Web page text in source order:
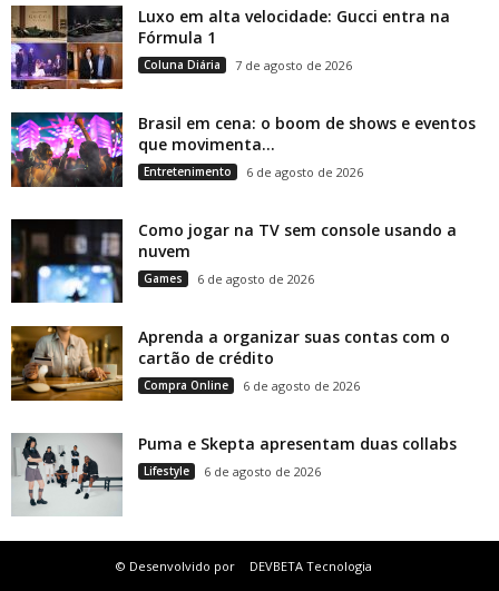
Luxo em alta velocidade: Gucci entra na
Fórmula 1
Coluna Diária 7 de agosto de 2026
Brasil em cena: o boom de shows e eventos
que movimenta...
Entretenimento 6 de agosto de 2026
Como jogar na TV sem console usando a
nuvem
Games 6 de agosto de 2026
Aprenda a organizar suas contas com o
cartão de crédito
Compra Online 6 de agosto de 2026
Puma e Skepta apresentam duas collabs
Lifestyle 6 de agosto de 2026
© Desenvolvido por DEVBETA Tecnologia